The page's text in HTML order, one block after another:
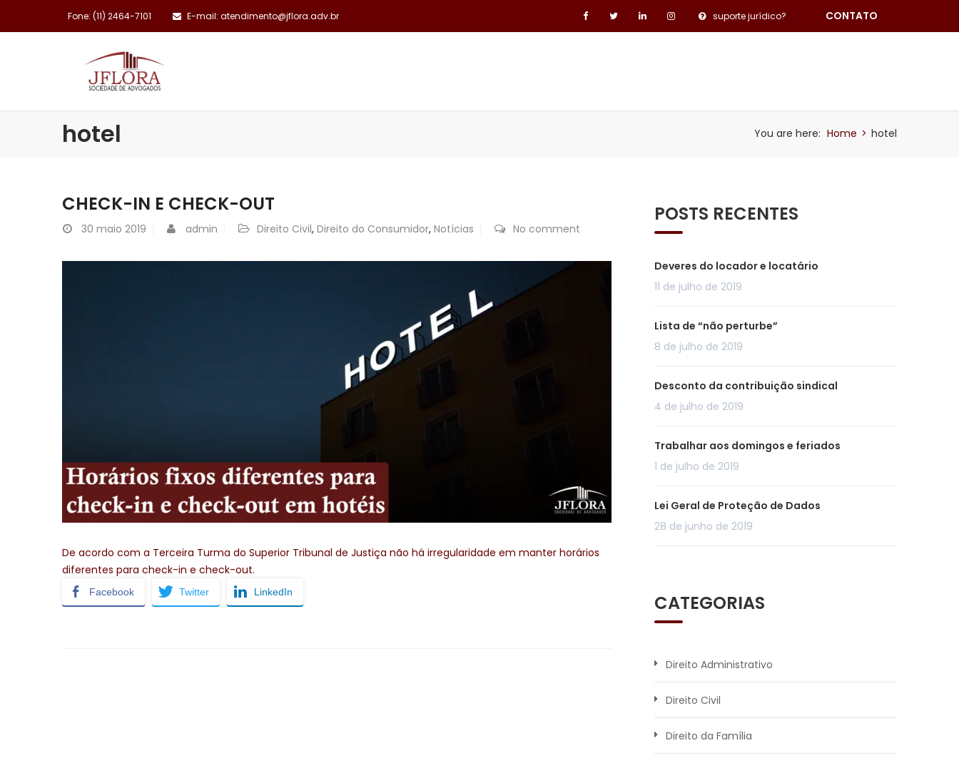
Fone: (11) 2464-7101 E-mail: atendimento@jflora.adv.br suporte jurídico? CONTATO
hotel You are here: Home > hotel
CHECK-IN E CHECK-OUT
30 maio 2019 admin Direito Civil, Direito do Consumidor, Notícias No comment
De acordo com a Terceira Turma do Superior Tribunal de Justiça não há irregularidade em manter horários
diferentes para check-in e check-out.
Facebook Twitter LinkedIn
POSTS RECENTES
Deveres do locador e locatário
11 de julho de 2019
Lista de “não perturbe”
8 de julho de 2019
Desconto da contribuição sindical
4 de julho de 2019
Trabalhar aos domingos e feriados
1 de julho de 2019
Lei Geral de Proteção de Dados
28 de junho de 2019
CATEGORIAS
Direito Administrativo
Direito Civil
Direito da Família